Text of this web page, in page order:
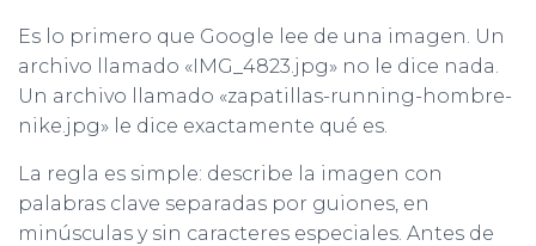
Es lo primero que Google lee de una imagen. Un
archivo llamado «IMG_4823.jpg» no le dice nada.
Un archivo llamado «zapatillas-running-hombre-
nike.jpg» le dice exactamente qué es.
La regla es simple: describe la imagen con
palabras clave separadas por guiones, en
minúsculas y sin caracteres especiales. Antes de